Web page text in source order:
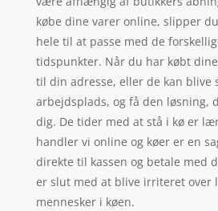
købe dine varer online, slipper
hele til at passe med de
tidspunkter. Når du har købt
til din adresse, eller de kan blive
arbejdsplads, og få den løsning,
dig. De tider med at stå i kø er
handler vi online og køer er en
direkte til kassen og betale med
er slut med at blive irriteret over
mennesker i køen.